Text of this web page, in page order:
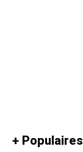
+ Populaires